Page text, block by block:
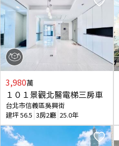
3,980萬
１０１景觀北醫電梯三房車
台北市信義區吳興街
建坪56.5 3房2廳 25.0年